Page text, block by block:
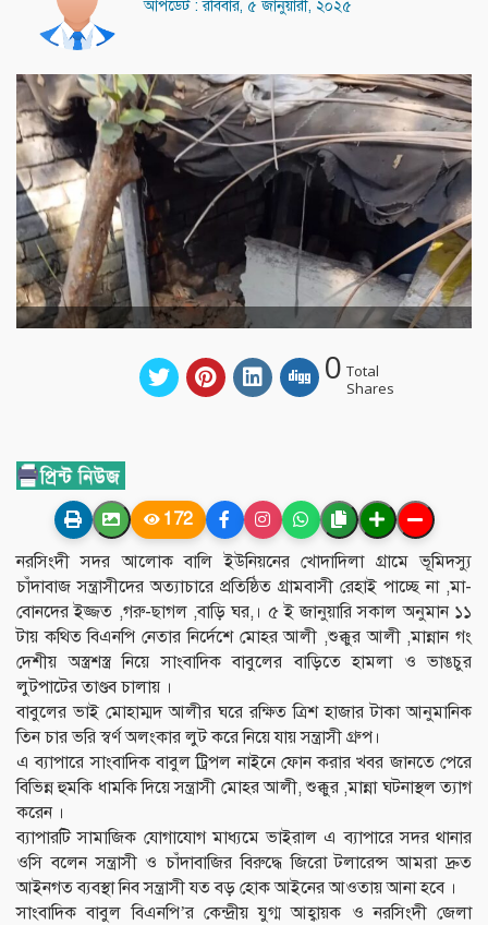
আপডেট : রবিবার, ৫ জানুয়ারী, ২০২৫
0 Total
Shares
172
নরসিংদী সদর আলোক বালি ইউনিয়নের খোদাদিলা গ্রামে ভূমিদস্যু
চাঁদাবাজ সন্ত্রাসীদের অত্যাচারে প্রতিষ্ঠিত গ্রামবাসী রেহাই পাচ্ছে না ,মা-
বোনদের ইজ্জত ,গরু-ছাগল ,বাড়ি ঘর,। ৫ ই জানুয়ারি সকাল অনুমান ১১
টায় কথিত বিএনপি নেতার নির্দেশে মোহর আলী ,শুক্কুর আলী ,মান্নান গং
দেশীয় অস্ত্রশস্ত্র নিয়ে সাংবাদিক বাবুলের বাড়িতে হামলা ও ভাঙচুর
লুটপাটের তাণ্ডব চালায় ।
বাবুলের ভাই মোহাম্মদ আলীর ঘরে রক্ষিত ত্রিশ হাজার টাকা আনুমানিক
তিন চার ভরি স্বর্ণ অলংকার লুট করে নিয়ে যায় সন্ত্রাসী গ্রুপ।
এ ব্যাপারে সাংবাদিক বাবুল ট্রিপল নাইনে ফোন করার খবর জানতে পেরে
বিভিন্ন হুমকি ধামকি দিয়ে সন্ত্রাসী মোহর আলী, শুক্কুর ,মান্না ঘটনাস্থল ত্যাগ
করেন ।
ব্যাপারটি সামাজিক যোগাযোগ মাধ্যমে ভাইরাল এ ব্যাপারে সদর থানার
ওসি বলেন সন্ত্রাসী ও চাঁদাবাজির বিরুদ্ধে জিরো টলারেন্স আমরা দ্রুত
আইনগত ব্যবস্থা নিব সন্ত্রাসী যত বড় হোক আইনের আওতায় আনা হবে ।
সাংবাদিক বাবুল বিএনপি’র কেন্দ্রীয় যুগ্ম আহ্বায়ক ও নরসিংদী জেলা